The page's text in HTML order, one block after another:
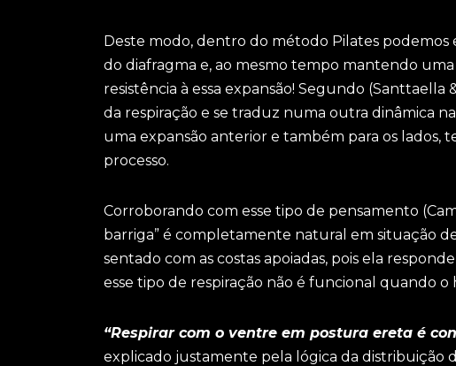
Deste modo, dentro do método Pilates podemos
do diafragma e, ao mesmo tempo mantendo
resistência à essa expansão! Segundo (Santtaella
da respiração e se traduz numa outra dinâmica
uma expansão anterior e também para os lados,
processo.
Corroborando com esse tipo de pensamento
barriga” é completamente natural em situação
sentado com as costas apoiadas, pois ela
esse tipo de respiração não é funcional quando
“Respirar com o ventre em postura ereta é
explicado justamente pela lógica da distribuição